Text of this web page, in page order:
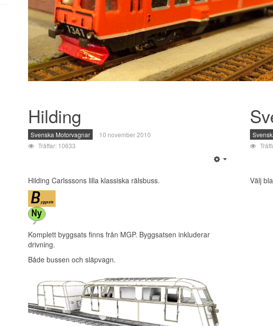
Hilding
Svenska Motorvagnar
10 november 2010
Träffar: 10633
Hilding Carlsssons lilla klassiska rälsbuss.
Komplett byggsats finns från MGP. Byggsatsen inkluderar
drivning.
Både bussen och släpvagn.
Välj